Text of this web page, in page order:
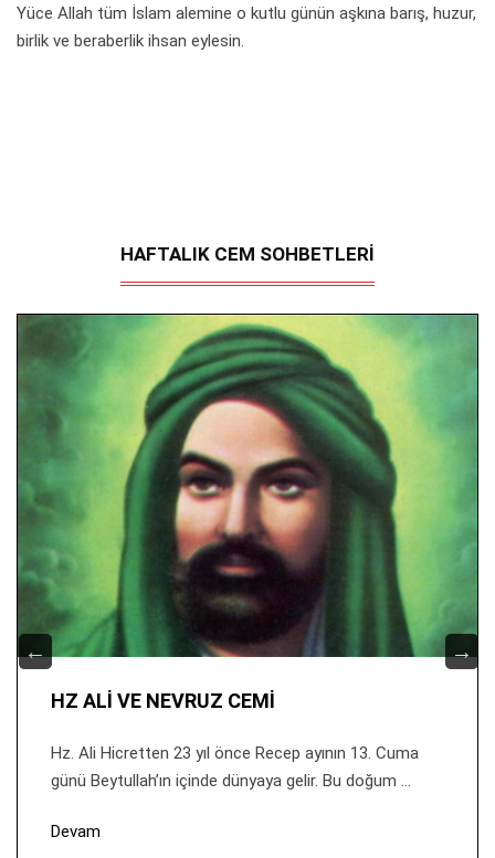
Yüce Allah tüm İslam alemine o kutlu günün aşkına barış, huzur,
birlik ve beraberlik ihsan eylesin.
HAFTALIK CEM SOHBETLERİ
HZ ALİ VE NEVRUZ CEMİ
Hz. Ali Hicretten 23 yıl önce Recep ayının 13. Cuma
günü Beytullah’ın içinde dünyaya gelir. Bu doğum ...
Devam